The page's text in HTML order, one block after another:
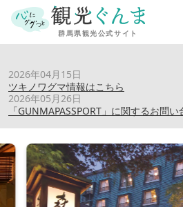
2026年04月15日
ツキノワグマ情報はこちら
2026年05月26日
「GUNMAPASSPORT」に関するお問
伊香保温泉 森秋旅館